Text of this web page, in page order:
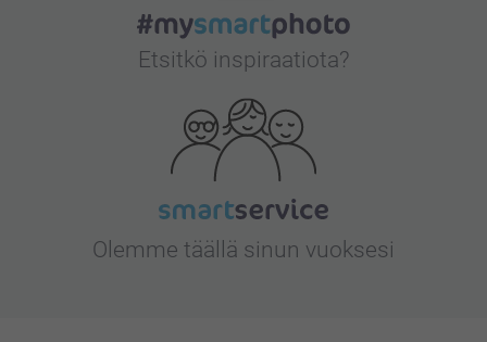
Etsitkö inspiraatiota?
Olemme täällä sinun vuoksesi